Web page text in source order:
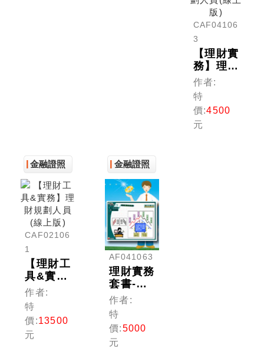
CAF04106
3
【理財實
務】理財
規劃人員
(線上版)
作者:
特
價:4500
元
金融證照
CAF02106
1
【理財工
具&實
務】理財
規劃人員
(線上版)
作者:
特
價:13500
元
金融證照
AF041063
理財實務
套書-多
媒體課程
(理財規
劃人員)
作者:
特
價:5000
元